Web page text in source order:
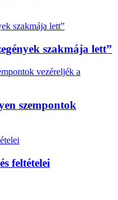
szakmája lett”
szempontok
feltételei